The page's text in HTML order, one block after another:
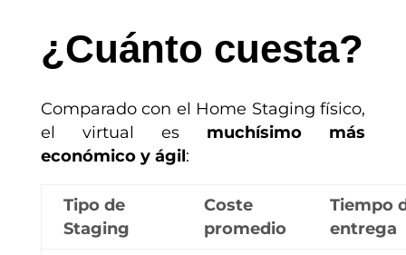
¿Cuánto cuesta?
Comparado con el Home Staging físico,
el virtual es muchísimo más
económico y ágil:
Tipo de
Staging
Coste
promedio
Tiempo
entrega